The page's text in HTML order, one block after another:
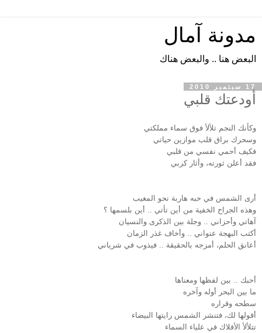
مدونة آمال
البعض هنا .. والبعض هناك
17 سبتمبر 2010
أودعتك قلبي
وكأنك النجم تلألأ فوق سماء مملكتي
وسحرك براق قلب موازين حياتي
فكيف أحمي نفسي من قلبي
فقد أعلن ثورته، وأثار كربي
أرى الشمس في حبه هاربة نحو المغيب
وهذه الجراح الخفية من أين تأتي .. أين بلسمها ؟
آهاتي وأحزاني .. وجلة بين الذكرى والنسيان
أكتب البهجة عنواني .. وأخاف غذر الزمان
أعانق الحلم، أمزجه بالحقيقة .. فيذوب في شرياني
أحبك .. بين لفظها ومعناها
ما بين البحر أوله وآخره
سطحه وقراره
أقولها لك، فتنشر الشمس رايتها البيضاء
تتلألأ الأفلاك في علياء السماء